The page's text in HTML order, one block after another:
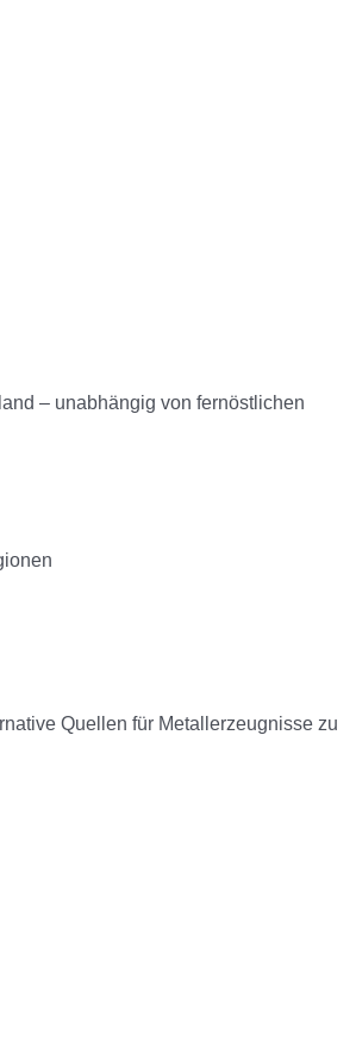
– unabhängig von fernöstlichen
Quellen für Metallerzeugnisse zu